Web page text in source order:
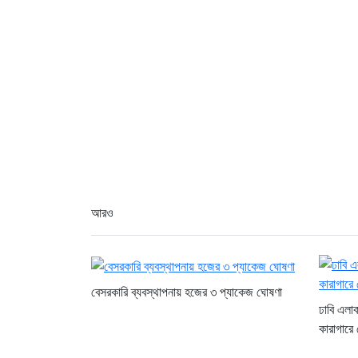
আরও
বেসরকারি ব্যবস্থাপনায় হজের ৩ প্যাকেজ ঘোষণা
ঢাবি